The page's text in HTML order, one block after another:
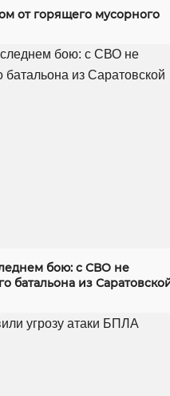
от горящего мусорного
бою: с СВО не
батальона из